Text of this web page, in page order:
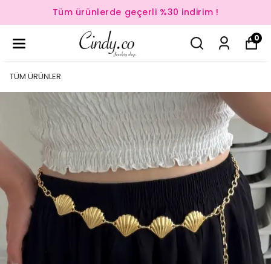
Tüm ürünlerde geçerli %30 indirim !
0
TÜM ÜRÜNLER